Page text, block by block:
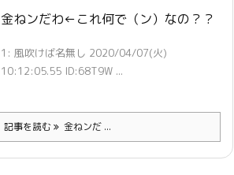
金ねンだわ←これ何で（ン）なの？？
1: 風吹けば名無し 2020/04/07(火)
10:12:05.55 ID:68T9W ...
記事を読む 金ねンだ ...